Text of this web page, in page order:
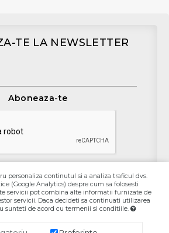
TE LA NEWSLETTER
Aboneaza-te
personaliza continutul si a analiza traficul dvs.
(Google Analytics) despre cum sa folosesti
servicii pot combina alte informatii furnizate de
servicii. Daca decideti sa continuati utilizarea
sunteti de acord cu termenii si conditiile.